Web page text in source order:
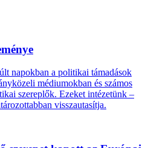
napokban a politikai támadások
médiumokban és számos
szereplők. Ezeket intézetünk –
visszautasítja.